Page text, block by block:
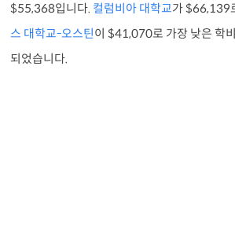
$55,368입니다. 컬럼비아 대학교가 $66,139
스 대학교-오스틴이 $41,070로 가장 낮은 학
되었습니다.